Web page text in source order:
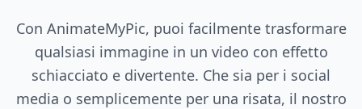
Con AnimateMyPic, puoi facilmente trasformare
qualsiasi immagine in un video con effetto
schiacciato e divertente. Che sia per i social
media o semplicemente per una risata, il nostro